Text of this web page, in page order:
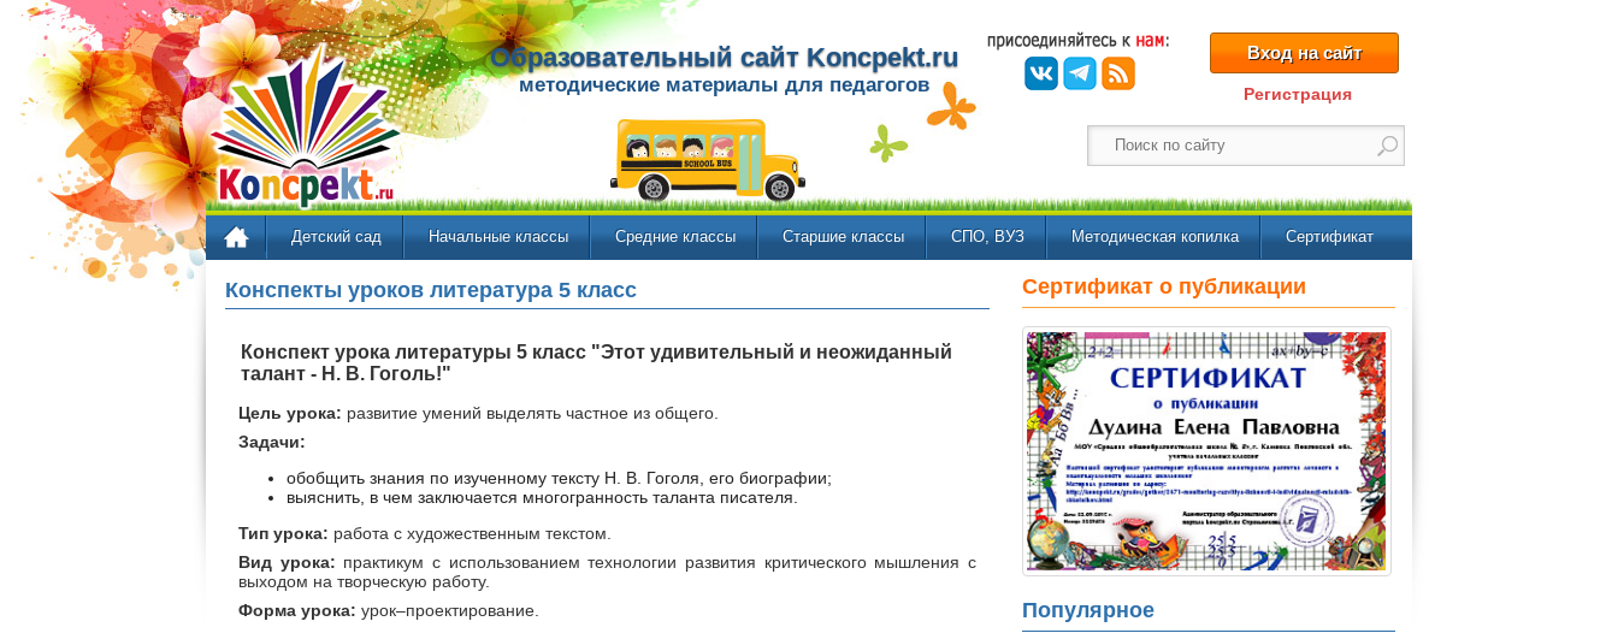
Образовательный сайт Koncpekt.ru
методические материалы для педагогов
Вход на сайт
Регистрация
Детский сад Начальные классы Средние классы Старшие классы СПО, ВУЗ Методическая копилка Сертификат
Конспекты уроков литература 5 класс
Конспект урока литературы 5 класс "Этот удивительный и неожиданный
талант - Н. В. Гоголь!"
Цель урока: развитие умений выделять частное из общего.
Задачи:
обобщить знания по изученному тексту Н. В. Гоголя, его биографии;
выяснить, в чем заключается многогранность таланта писателя.
Тип урока: работа с художественным текстом.
Вид урока: практикум с использованием технологии развития критического мышления с
выходом на творческую работу.
Форма урока: урок–проектирование.
Сертификат о публикации
Популярное